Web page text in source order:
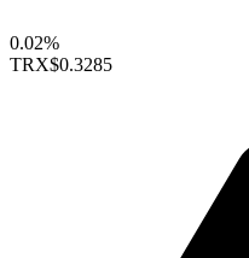
0.02%
TRX$0.3285